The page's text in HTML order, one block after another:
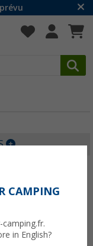
CAMPING
camping.fr.
in English?